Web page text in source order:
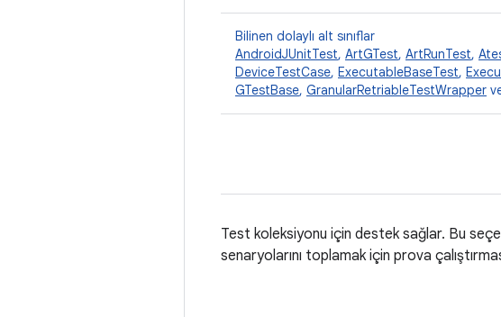
Bilinen dolaylı alt sınıflar
AndroidJUnitTest, ArtGTest, ArtRunTest,
DeviceTestCase, ExecutableBaseTest,
GTestBase, GranularRetriableTestWrapper
Test koleksiyonu için destek sağlar. Bu
senaryolarını toplamak için prova